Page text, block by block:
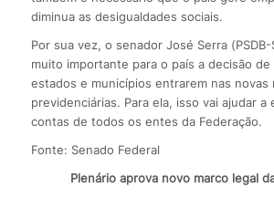
diminua as desigualdades sociais.
Por sua vez, o senador José Serra
muito importante para o país a decisão de
estados e municípios entrarem nas novas
previdenciárias. Para ela, isso vai ajudar a
contas de todos os entes da Federação.
Fonte: Senado Federal
Plenário aprova novo marco legal